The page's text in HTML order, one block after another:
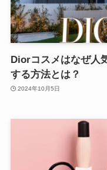
Diorコスメはなぜ人
する方法とは？
2024年10月5日